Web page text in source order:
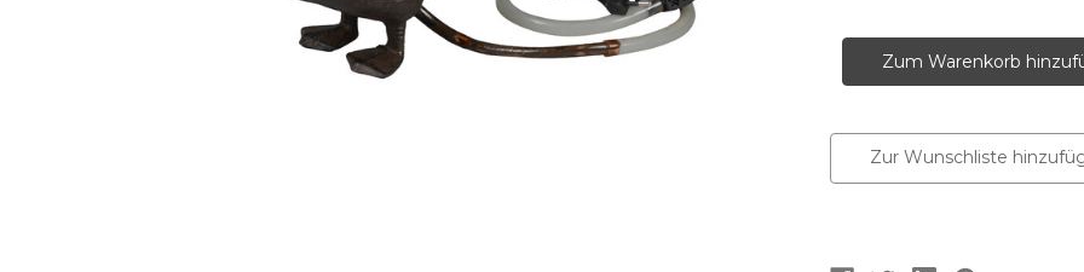
Ente
verringern
Ente
erhöhen
Zur Wunschliste